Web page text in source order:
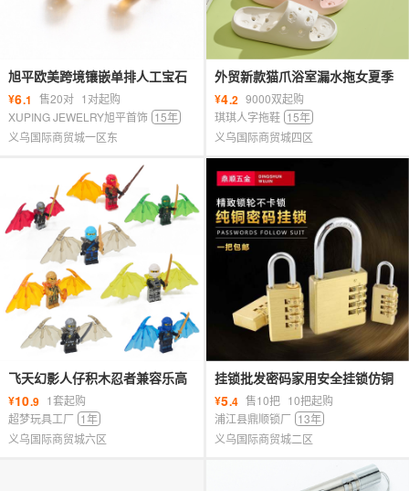
旭平欧美跨境镶嵌单排人工宝石
耳环耳扣时尚仿金色小巧耳饰批
发女
¥6.1 售20对 1对起购
XUPING JEWELRY旭平首饰 15年
义乌国际商贸城一区东
外贸新款猫爪浴室漏水拖女夏季
室内居家用洗澡镂空静音防臭凉
拖鞋
¥4.2 9000双起购
琪琪人字拖鞋 15年
义乌国际商贸城四区
飞天幻影人仔积木忍者兼容乐高
外贸工厂直销儿童玩具爆款热卖
手办
¥10.9 1套起购
超梦玩具工厂 1年
义乌国际商贸城六区
挂锁批发密码家用安全挂锁仿铜
锁防盗锁铜挂锁纯铜锁密码锁锁
具
¥5.4 售10把 10把起购
浦江县鼎顺锁厂 13年
义乌国际商贸城二区